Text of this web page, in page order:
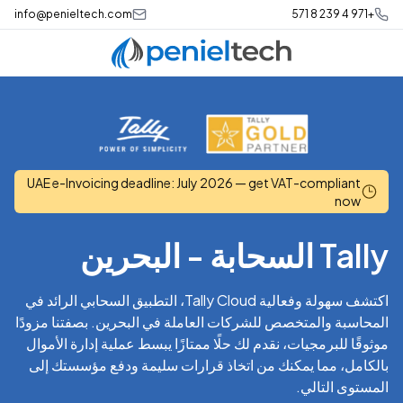
+971 4 239 8 571
info@penieltech.com
UAE e-Invoicing deadline: July 2026 — get VAT-compliant
now
Tallyالسحابة - البحرين
اكتشف سهولة وفعالية Tally Cloud، التطبيق السحابي الرائد في
المحاسبة والمتخصص للشركات العاملة في البحرين. بصفتنا مزودًا
موثوقًا للبرمجيات، نقدم لك حلًا ممتازًا يبسط عملية إدارة الأموال
بالكامل، مما يمكنك من اتخاذ قرارات سليمة ودفع مؤسستك إلى
المستوى التالي.